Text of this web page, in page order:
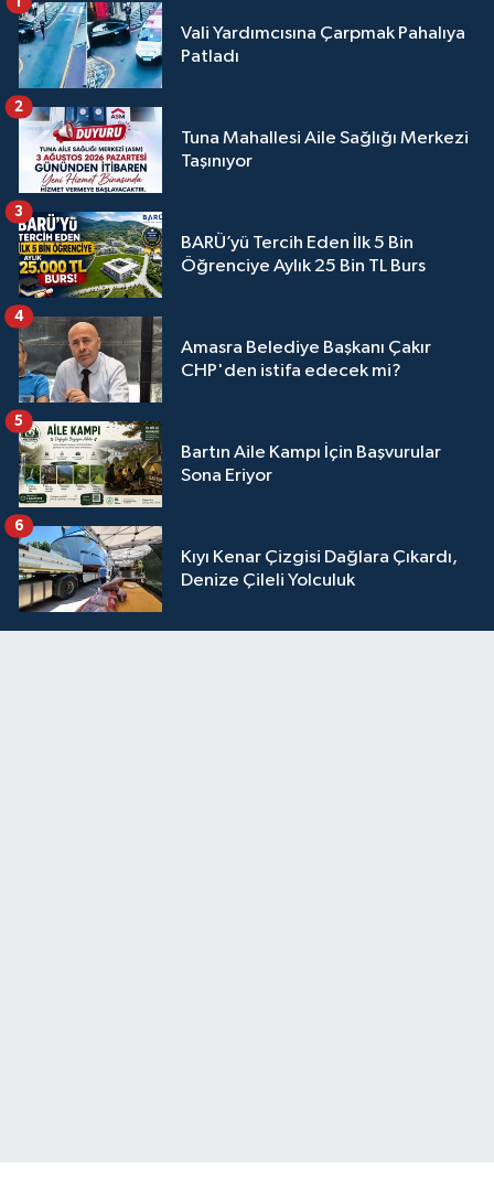
Vali Yardımcısına Çarpmak Pahalıya
Patladı
Tuna Mahallesi Aile Sağlığı Merkezi
Taşınıyor
2
BARÜ’yü Tercih Eden İlk 5 Bin
Öğrenciye Aylık 25 Bin TL Burs
3
Amasra Belediye Başkanı Çakır
CHP'den istifa edecek mi?
4
Bartın Aile Kampı İçin Başvurular
Sona Eriyor
5
Kıyı Kenar Çizgisi Dağlara Çıkardı,
Denize Çileli Yolculuk
6